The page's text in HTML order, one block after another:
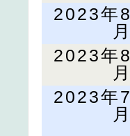
2023年8
月
2023年8
月
2023年7
月